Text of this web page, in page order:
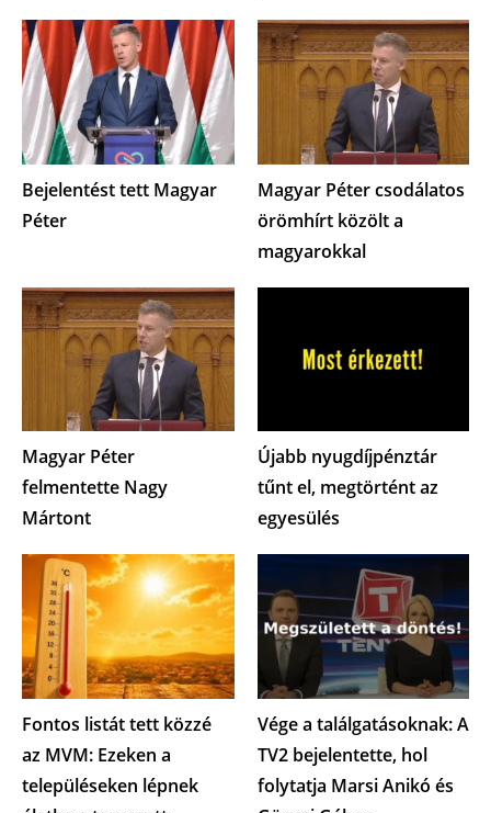
Bejelentést tett Magyar
Péter
Magyar Péter csodálatos
örömhírt közölt a
magyarokkal
Magyar Péter
felmentette Nagy
Mártont
Újabb nyugdíjpénztár
tűnt el, megtörtént az
egyesülés
Fontos listát tett közzé
az MVM: Ezeken a
településeken lépnek
Vége a találgatásoknak: A
TV2 bejelentette, hol
folytatja Marsi Anikó és